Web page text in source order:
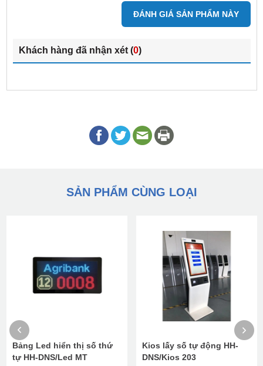
ĐÁNH GIÁ SẢN PHẨM NÀY
Khách hàng đã nhận xét (0)
SẢN PHẨM CÙNG LOẠI
Bảng Led hiển thị số thứ
tự HH-DNS/Led MT
Kios lấy số tự động HH-
DNS/Kios 203